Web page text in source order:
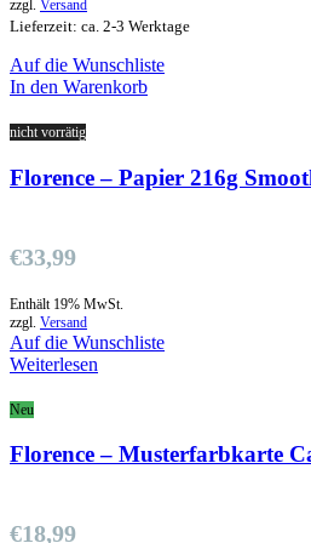
zzgl. Versand
Lieferzeit: ca. 2-3 Werktage
Auf die Wunschliste
In den Warenkorb
nicht vorrätig
Florence – Papier 216g
€33,99
Enthält 19% MwSt.
zzgl. Versand
Auf die Wunschliste
Weiterlesen
Neu
Florence – Musterfarbkarte
€18,99